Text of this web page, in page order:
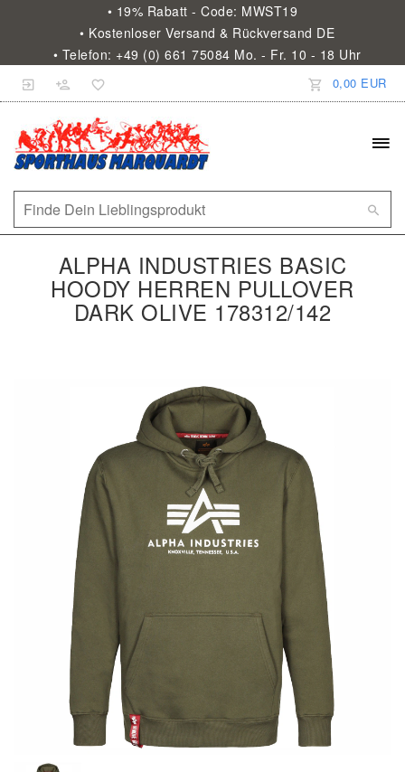
• 19% Rabatt - Code: MWST19
• Kostenloser Versand & Rückversand DE
• Telefon: +49 (0) 661 75084 Mo. - Fr. 10 - 18 Uhr
0,00 EUR
ALPHA INDUSTRIES BASIC
HOODY HERREN PULLOVER
DARK OLIVE 178312/142